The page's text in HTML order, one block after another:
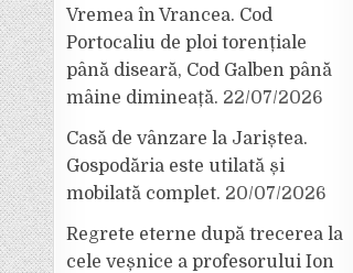
Vremea în Vrancea. Cod
Portocaliu de ploi torențiale
până diseară, Cod Galben până
mâine dimineață. 22/07/2026
Casă de vânzare la Jariștea.
Gospodăria este utilată și
mobilată complet. 20/07/2026
Regrete eterne după trecerea la
cele veșnice a profesorului Ion